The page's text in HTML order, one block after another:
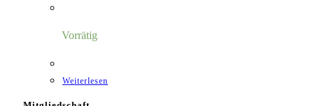
Vorrätig
Weiterlesen